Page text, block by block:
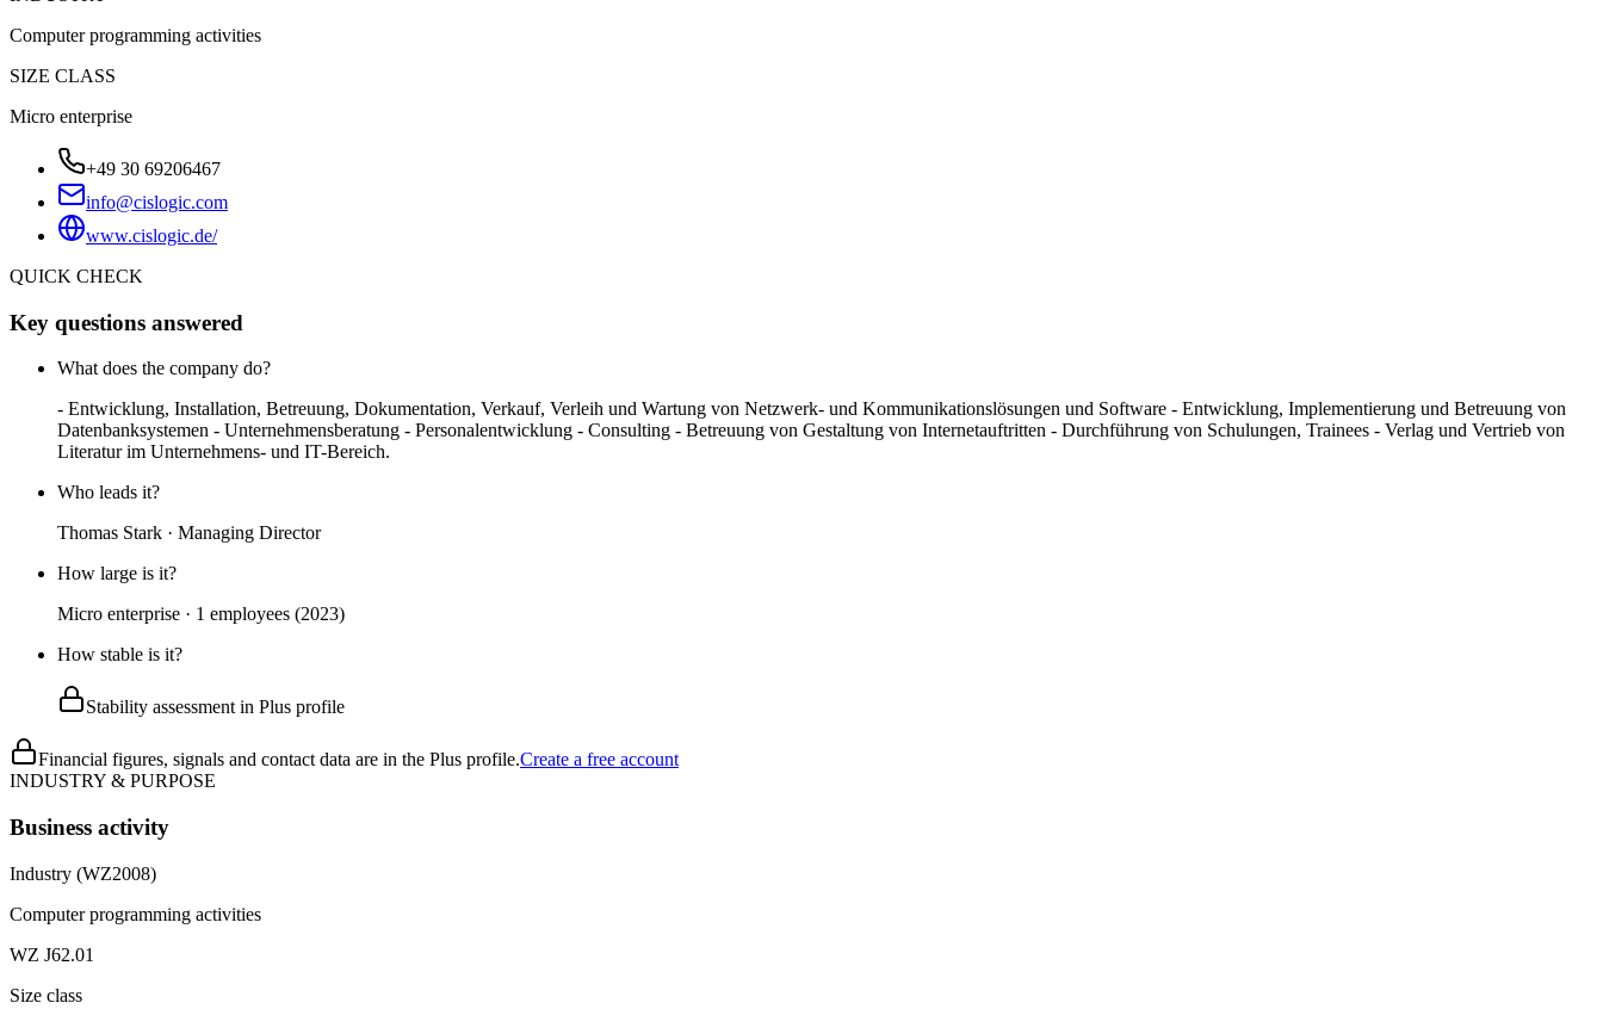
Computer programming activities
SIZE CLASS
Micro enterprise
+49 30 69206467
info@cislogic.com
www.cislogic.de/
QUICK CHECK
Key questions answered
What does the company do?
- Entwicklung, Installation, Betreuung, Dokumentation, Verkauf, Verleih und Wartung von Netzwerk- und Kommunikationslösungen und Software - Entwicklung, Implementierung und Betreuung von
Datenbanksystemen - Unternehmensberatung - Personalentwicklung - Consulting - Betreuung von Gestaltung von Internetauftritten - Durchführung von Schulungen, Trainees - Verlag und Vertrieb von
Literatur im Unternehmens- und IT-Bereich.
Who leads it?
Thomas Stark · Managing Director
How large is it?
Micro enterprise · 1 employees (2023)
How stable is it?
Stability assessment in Plus profile
Financial figures, signals and contact data are in the Plus profile.Create a free account
INDUSTRY & PURPOSE
Business activity
Industry (WZ2008)
Computer programming activities
WZ J62.01
Size class